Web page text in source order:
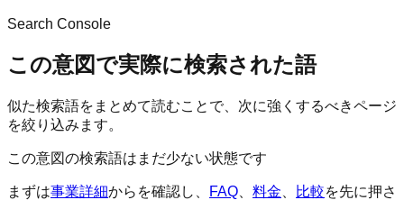
Search Console
この意図で実際に検索された語
似た検索語をまとめて読むことで、次に強くするべきページ
を絞り込みます。
この意図の検索語はまだ少ない状態です
まずは事業詳細からを確認し、 FAQ 料金 比較を先に押さ